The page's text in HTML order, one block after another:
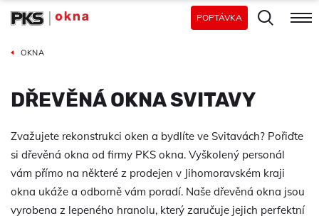
POPTÁVKA
OKNA
DŘEVĚNÁ OKNA SVITAVY
Zvažujete rekonstrukci oken a bydlíte ve Svitavách? Pořiďte
si dřevěná okna od firmy PKS okna. Vyškolený personál
vám přímo na některé z prodejen v Jihomoravském kraji
okna ukáže a odborně vám poradí. Naše dřevěná okna jsou
vyrobena z lepeného hranolu, který zaručuje jejich perfektní